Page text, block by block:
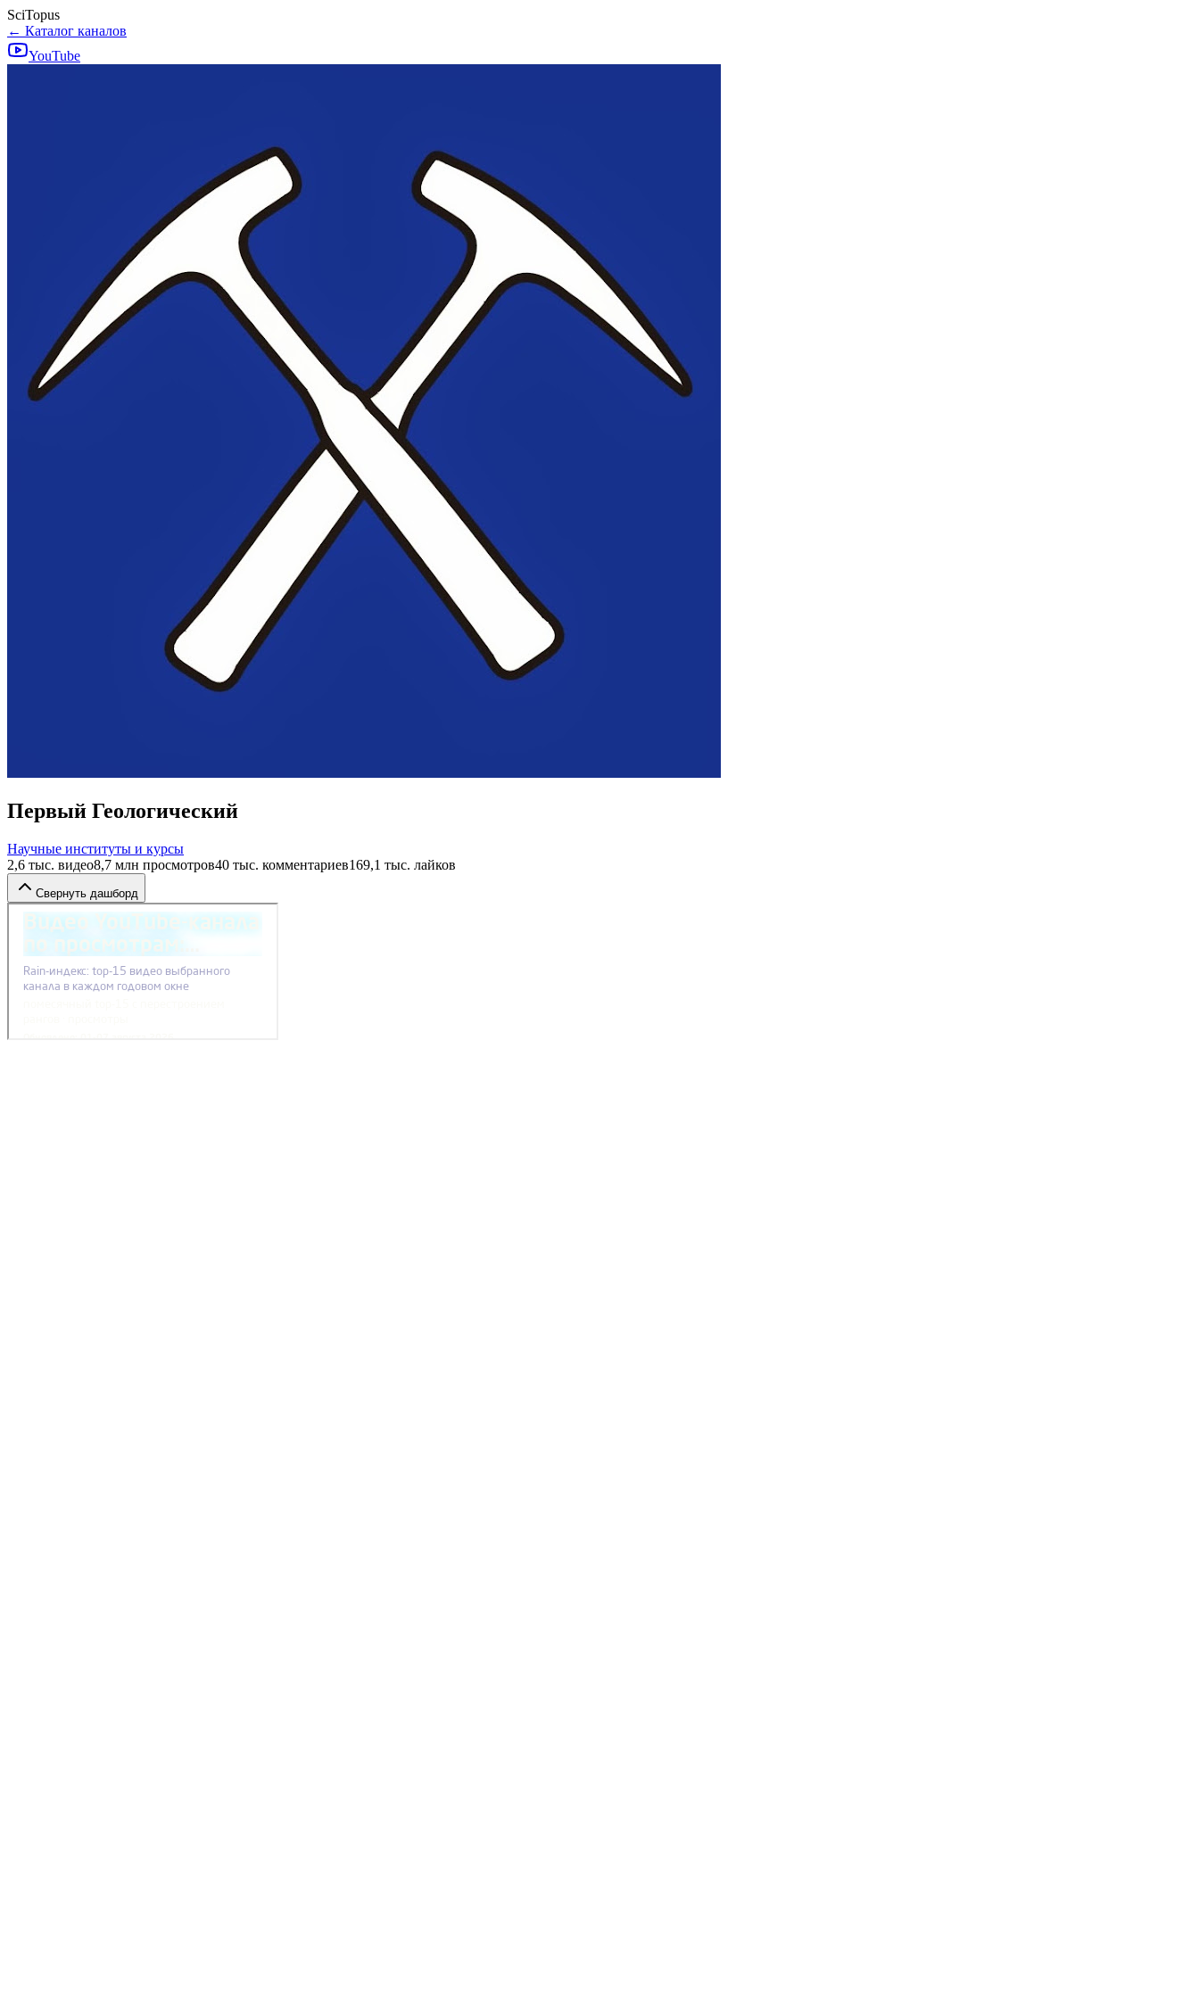
SciTopus
← Каталог каналов
YouTube
Первый Геологический
Научные институты и курсы
2,6 тыс. видео8,7 млн просмотров40 тыс. комментариев169,1 тыс. лайков
Свернуть дашборд